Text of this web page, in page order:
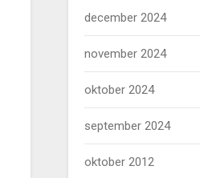
december 2024
november 2024
oktober 2024
september 2024
oktober 2012